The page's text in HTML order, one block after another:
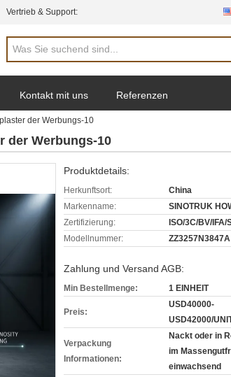
Vertrieb & Support:
Kontakt mit uns Referenzen
der Werbungs-10
der Werbungs-10
Produktdetails:
Herkunftsort:
China
Markenname:
SINOTRUK
Zertifizierung:
ISO/3C/BV/IFA/
Modellnummer:
ZZ3257N3847A
Zahlung und Versand AGB:
Min Bestellmenge: 1 EINHEIT
Preis:
USD40000-
USD42000/
Verpackung
Informationen:
Nackt oder in
im
einwachsend